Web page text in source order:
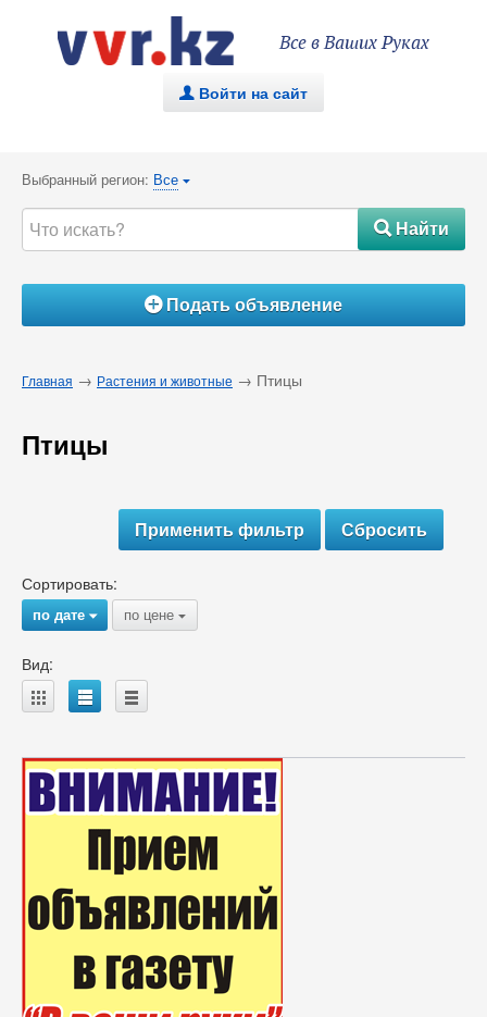
Все в Ваших Руках
. Войти на сайт
Выбранный регион: Все {
#Найти
ÁПодать объявление
Главная → Растения и животные → Птицы
Птицы
Сортировать:
по дате{ по цене {
Вид:
A B C